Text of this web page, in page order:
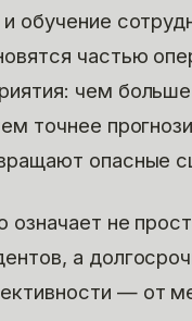
обучение
частью
чем
точнее
опасные
означает не
а
— от